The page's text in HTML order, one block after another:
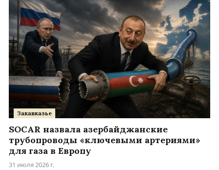
Закавказье
SOCAR назвала азербайджанские
трубопроводы «ключевыми артериями»
для газа в Европу
31 июля 2026 г.